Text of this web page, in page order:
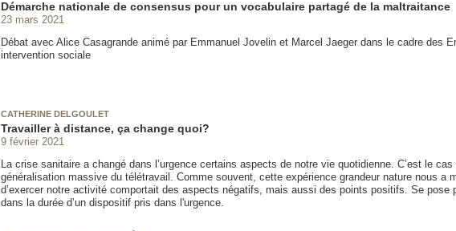
Démarche nationale de consensus pour un vocabulaire partagé de la maltraitance
23 mars 2021
Débat avec Alice Casagrande animé par Emmanuel Jovelin et Marcel Jaeger dans le cadre des
intervention sociale
CATHERINE DELGOULET
Travailler à distance, ça change quoi?
9 février 2021
La crise sanitaire a changé dans l’urgence certains aspects de notre vie quotidienne. C’est le
généralisation massive du télétravail. Comme souvent, cette expérience grandeur nature nous a
d’exercer notre activité comportait des aspects négatifs, mais aussi des points positifs. Se pose
dans la durée d’un dispositif pris dans l'urgence.